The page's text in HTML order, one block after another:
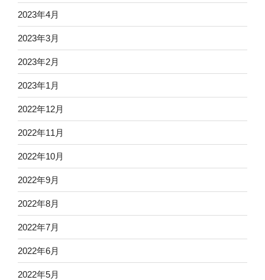
2023年4月
2023年3月
2023年2月
2023年1月
2022年12月
2022年11月
2022年10月
2022年9月
2022年8月
2022年7月
2022年6月
2022年5月